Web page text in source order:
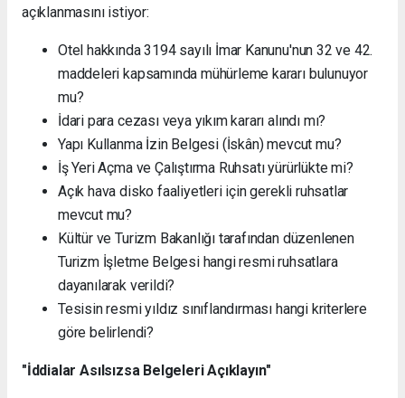
açıklanmasını istiyor:
Otel hakkında 3194 sayılı İmar Kanunu'nun 32 ve 42.
maddeleri kapsamında mühürleme kararı bulunuyor
mu?
İdari para cezası veya yıkım kararı alındı mı?
Yapı Kullanma İzin Belgesi (İskân) mevcut mu?
İş Yeri Açma ve Çalıştırma Ruhsatı yürürlükte mi?
Açık hava disko faaliyetleri için gerekli ruhsatlar
mevcut mu?
Kültür ve Turizm Bakanlığı tarafından düzenlenen
Turizm İşletme Belgesi hangi resmi ruhsatlara
dayanılarak verildi?
Tesisin resmi yıldız sınıflandırması hangi kriterlere
göre belirlendi?
"İddialar Asılsızsa Belgeleri Açıklayın"